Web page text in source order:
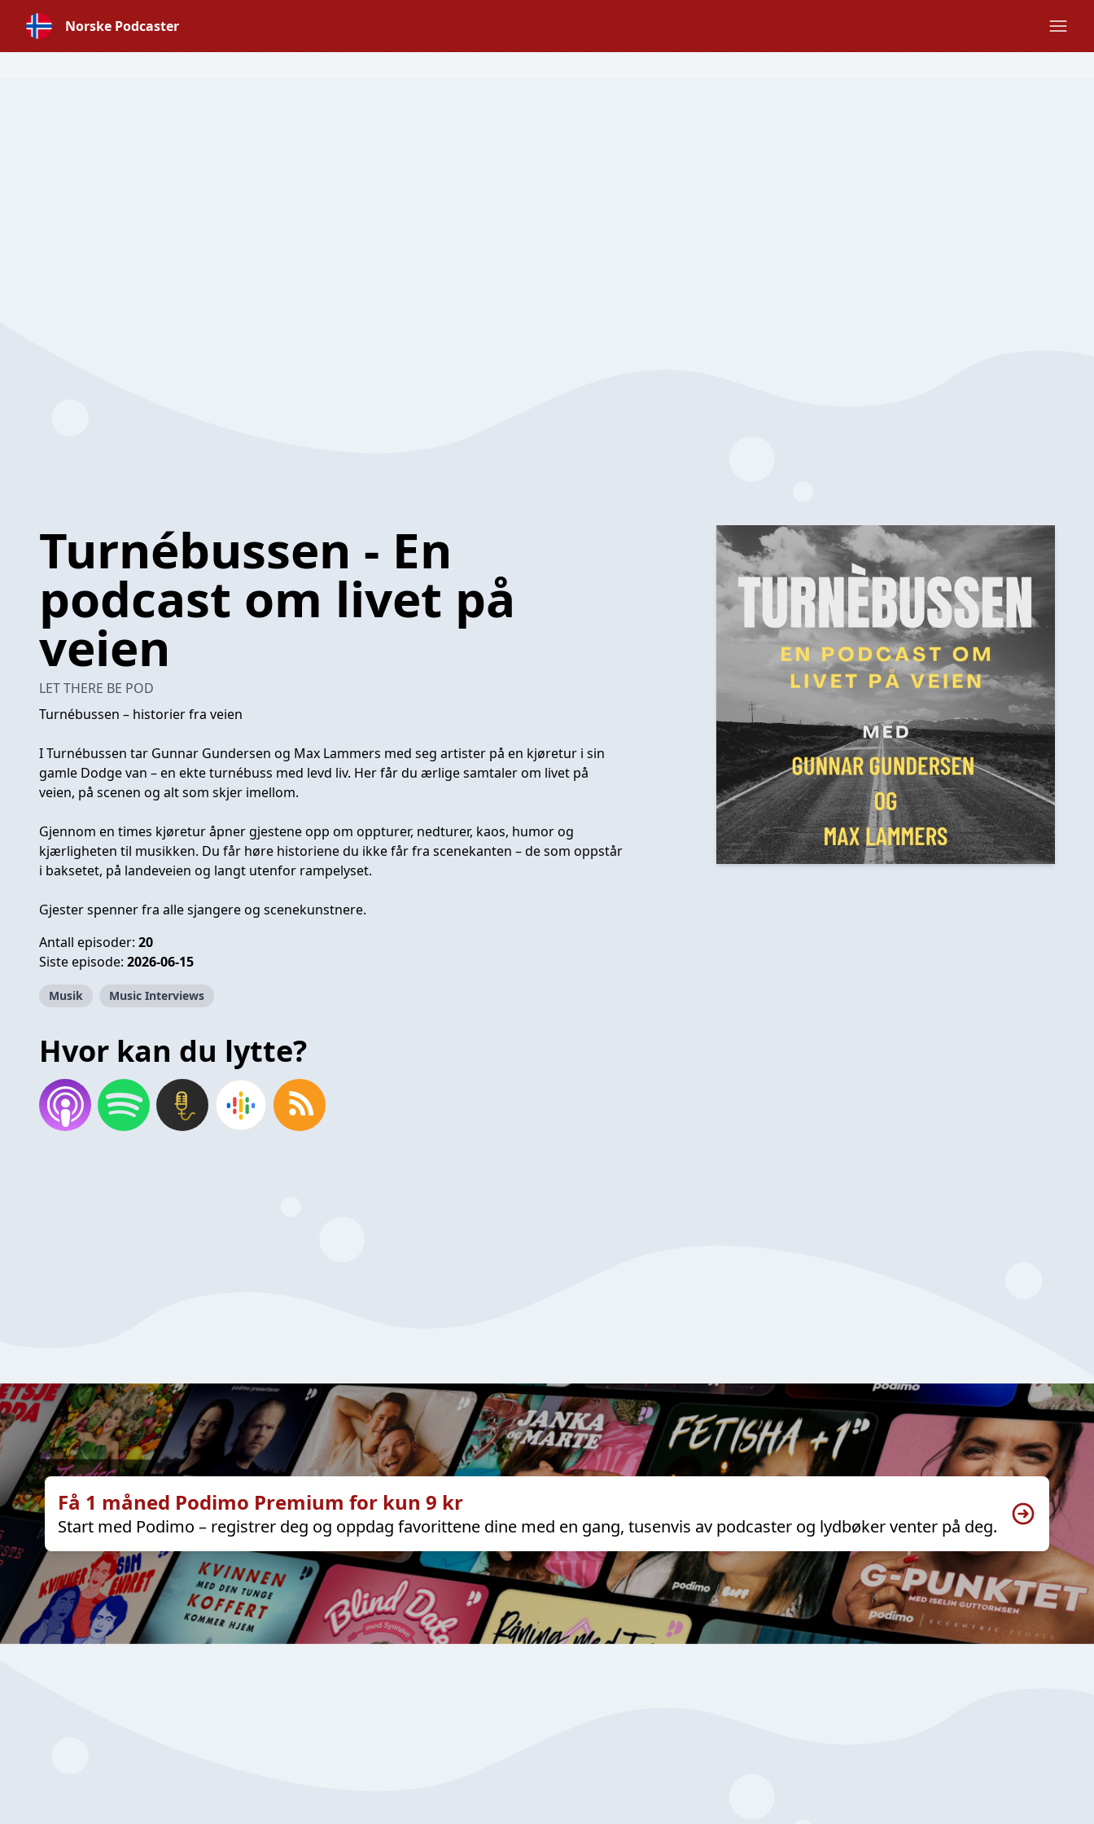
Norske Podcaster
Turnébussen - En
podcast om livet på
veien
LET THERE BE POD
Turnébussen – historier fra veien
I Turnébussen tar Gunnar Gundersen og Max Lammers med seg artister på en kjøretur i sin
gamle Dodge van – en ekte turnébuss med levd liv. Her får du ærlige samtaler om livet på
veien, på scenen og alt som skjer imellom.
Gjennom en times kjøretur åpner gjestene opp om oppturer, nedturer, kaos, humor og
kjærligheten til musikken. Du får høre historiene du ikke får fra scenekanten – de som oppstår
i baksetet, på landeveien og langt utenfor rampelyset.
Gjester spenner fra alle sjangere og scenekunstnere.
Antall episoder: 20
Siste episode: 2026-06-15
Musik Music Interviews
Hvor kan du lytte?
Få 1 måned Podimo Premium for kun 9 kr
Start med Podimo – registrer deg og oppdag favorittene dine med en gang, tusenvis av podcaster og lydbøker venter på deg.